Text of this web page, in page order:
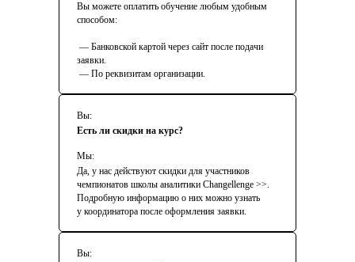
Вы можете оплатить обучение любым удобным
способом:
— Банковской картой через сайт после подачи
заявки.
— По реквизитам организации.
Вы:
Есть ли скидки на курс?
Мы:
Да, у нас действуют скидки для участников
чемпионатов школы аналитики Changellenge >>.
Подробную информацию о них можно узнать
у координатора после оформления заявки.
Вы:
Навыки ToolKit
Excel для учебы и
Бизнес-презентации в
PowerPoint
SQL для анализа
.Базовый уровень
Python. Продвинутый
Финансы. Базовый уровень
Аналитика данных
Программа для
Бизнес-аналитика